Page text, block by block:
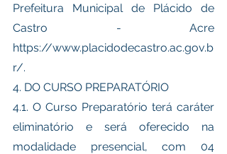
Prefeitura Municipal de Plácido de
Castro - Acre
https://www.placidodecastro.ac.gov.b
r/.
4. DO CURSO PREPARATÓRIO
4.1. O Curso Preparatório terá caráter
eliminatório e será oferecido na
modalidade presencial, com 04